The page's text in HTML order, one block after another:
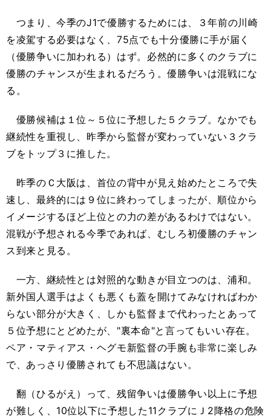
つまり、今季のJ1で優勝するためには、３年前の川崎
を凌駕する必要はなく、75点でも十分優勝に手が届く
（優勝争いに加われる）はず。必然的に多くのクラブに
優勝のチャンスが生まれるだろう。優勝争いは混戦にな
る。
優勝候補は１位～５位に予想した５クラブ。なかでも
継続性を重視し、昨季から監督が変わっていない３クラ
ブをトップ３に推した。
昨季のＣ大阪は、首位の背中が見え始めたところで失
速し、最終的には９位に終わってしまったが、順位から
イメージするほど上位との力の差があるわけではない。
混戦が予想される今季であれば、むしろ初優勝のチャン
ス到来と見る。
一方、継続性とは対照的な動きが目立つのは、浦和。
新外国人選手はよくも悪くも蓋を開けてみなければわか
らない部分が大きく、しかも監督まで代わったとあって
５位予想にとどめたが、"裏本命"と言ってもいい存在。
ペア・マティアス・ヘグモ新監督の手腕も非常に楽しみ
で、あっさり優勝されても不思議はない。
翻（ひるがえ）って、残留争いは優勝争い以上に予想
が難しく、10位以下に予想した11クラブにＪ2降格の危険